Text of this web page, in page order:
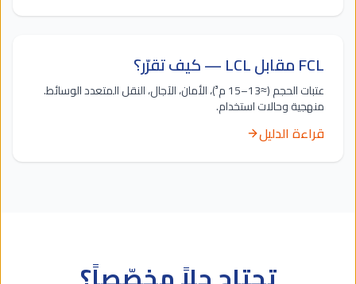
FCL مقابل LCL — كيف تقرّر؟
عتبات الحجم (≈13–15 م³)، الأمان، الآجال، النقل المتعدد الوسائط.
منهجية وحالات استخدام.
قراءة الدليل